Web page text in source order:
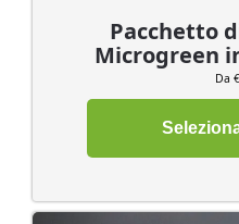
Pacchetto
Microgreen
Da